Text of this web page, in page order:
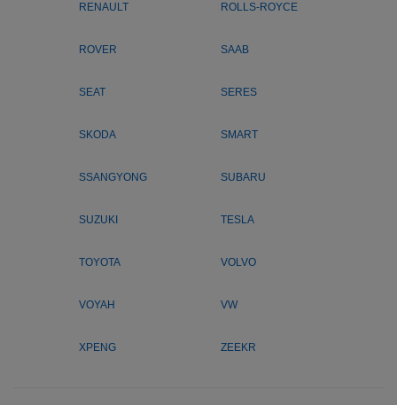
RENAULT ROLLS-ROYCE
ROVER SAAB
SEAT SERES
SKODA SMART
SSANGYONG SUBARU
SUZUKI TESLA
TOYOTA VOLVO
VOYAH VW
XPENG ZEEKR